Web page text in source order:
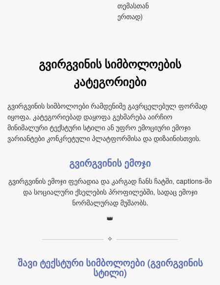
თემასთან
ერთად)
გვირგვინის სიმბოლოების
კატეგორიები
გვირგვინის სიმბოლოები რამდენიმე გავრცელებულ ფორმად
იყოფა. კატეგორიებად დაყოფა გეხმარება აირჩიო
მინიმალური ტექსტური სტილი ან უფრო ემოციური ემოჯი
ვარიანტები კონკრეტული პლატფორმისა და დიზაინისთვის.
გვირგვინის ემოჯი
გვირგვინის ემოჯი ფერადია და კარგად ჩანს ჩატში, captions-ში
და სოციალური ქსელების პროფილებში, სადაც ემოჯი
ნორმალურად მუშაობს.
👑
✧
შავი ტექსტური სიმბოლოები (გვირგვინის
სტილი)